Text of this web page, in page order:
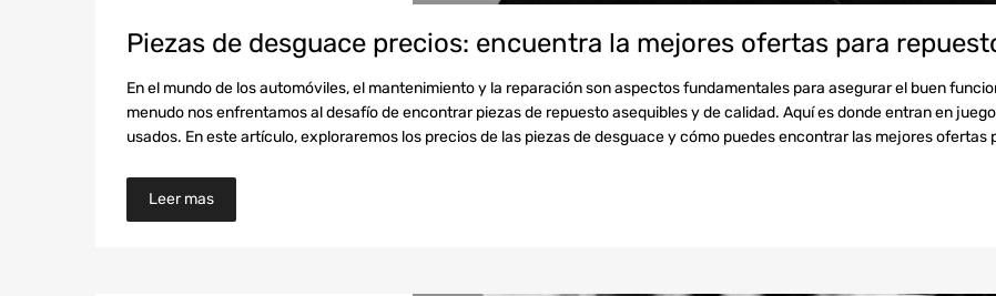
Piezas de desguace precios: encuentra la mejores ofertas para
En el mundo de los automóviles, el mantenimiento y la reparación son aspectos fundamentales para asegurar el buen
menudo nos enfrentamos al desafío de encontrar piezas de repuesto asequibles y de calidad. Aquí es donde entran en
usados. En este artículo, exploraremos los precios de las piezas de desguace y cómo puedes encontrar las mejores
Leer mas